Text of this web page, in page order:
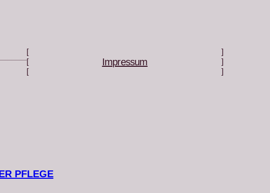
[
[
[
Impressum
]
]
]
PFLEGE